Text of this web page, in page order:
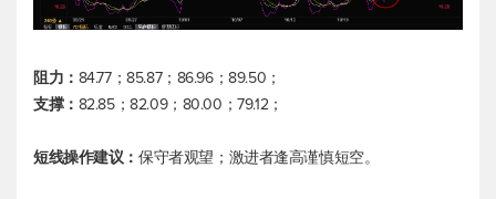
阻力： 84.77；85.87；86.96；89.50；
支撑： 82.85；82.09；80.00；79.12；
短线操作建议：保守者观望；激进者逢高谨慎短空。